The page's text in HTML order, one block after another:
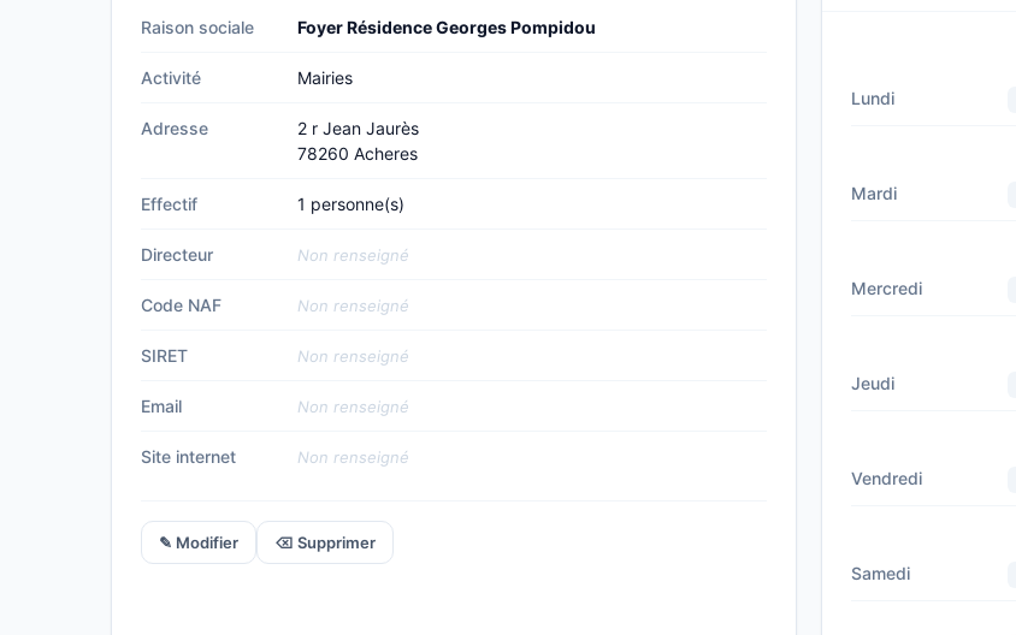
Raison sociale Foyer Résidence Georges Pompidou
Activité Mairies
Adresse
2 r Jean Jaurès
78260 Acheres
Effectif 1 personne(s)
Directeur Non renseigné
Code NAF Non renseigné
SIRET Non renseigné
Email Non renseigné
Site internet Non renseigné
✎ Modifier ⌫ Supprimer
Lundi
Mardi
Mercredi
Jeudi
Vendredi
Samedi